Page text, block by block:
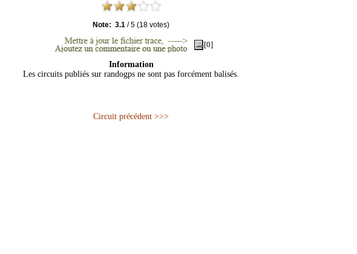
Note: 3.1 /5 (18 votes)
[0]
Information
Les circuits publiés sur randogps ne sont pas forcément balisés.
Circuit précédent >>>